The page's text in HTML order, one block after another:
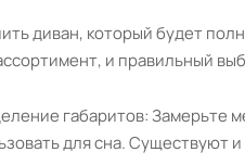
диван, который будет
и правильный
габаритов: Замерьте
для сна. Существуют